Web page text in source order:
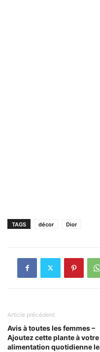
TAGS décor Dior
Article précédent
Avis à toutes les femmes –
Ajoutez cette plante à votre
alimentation quotidienne le